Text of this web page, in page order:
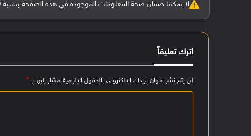
لا يمكننا ضمان صحة المعلومات الموجودة في هذه الصفحة بنسبة 100%، وفي حالة وجود خطأ يُرجى
اترك تعليقاً
لن يتم نشر عنوان بريدك الإلكتروني. الحقول الإلزامية مشار إليها بـ*